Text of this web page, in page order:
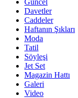
Güncel
Davetler
Caddeler
Haftanın Şıkları
Moda
Tatil
Söyleşi
Jet Set
Magazin Hattı
Galeri
Video